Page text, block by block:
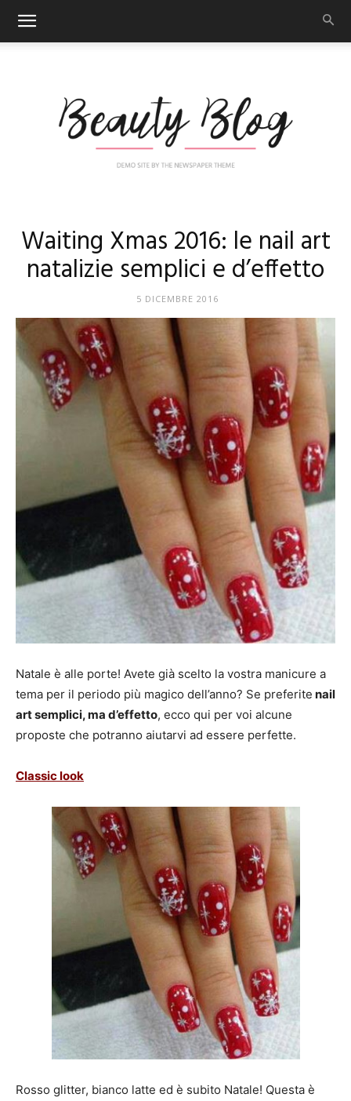
Art
Mania
Waiting Xmas 2016: le nail art
natalizie semplici e d’effetto
5 DICEMBRE 2016
Natale è alle porte! Avete già scelto la vostra manicure a
tema per il periodo più magico dell’anno? Se preferite nail
art semplici, ma d’effetto, ecco qui per voi alcune
proposte che potranno aiutarvi ad essere perfette.
Classic look
Rosso glitter, bianco latte ed è subito Natale! Questa è